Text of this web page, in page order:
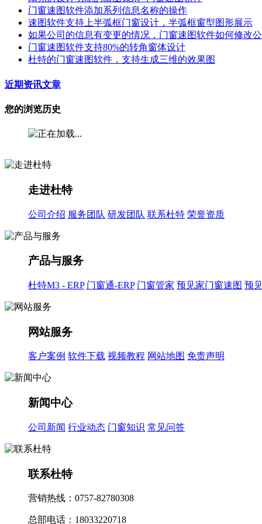
门窗速图软件添加系列信息名称的操作
速图软件支持上半弧框门窗设计，半弧框窗型图形展示
如果公司的信息有变更的情况，门窗速图软件如何修改
门窗速图软件支持80%的转角窗体设计
杜特的门窗速图软件，支持生成三维的效果图
近期资讯文章
您的浏览历史
走进杜特
公司介绍 服务团队 研发团队 联系杜特 荣誉资质
产品与服务
杜特M3 - ERP 门窗通-ERP 门窗管家 预见家门窗速图 预
网站服务
客户案例 软件下载 视频教程 网站地图 免责声明
新闻中心
公司新闻 行业动态 门窗知识 常见问答
联系杜特
营销热线：0757-82780308
总部电话：18033220718